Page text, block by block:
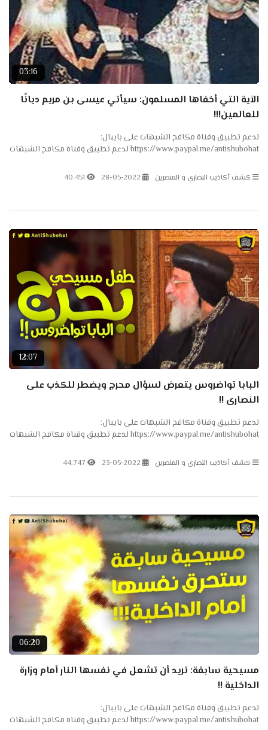
03:16
الآية التي أخفاها المسلمون: سيأتي عيسى بن مريم ديانًا
للعالمين!!!
لدعم تطبيق وقناة مكافح الشبهات على بايبال:
https://www.paypal.me/antishubohat لدعم تطبيق وقناة مكافح الشبهات
على...كشف أكاذيب النصارى و المنصرين 28-05-2022
40.451
12:07
البابا تواضروس يتعرض لسؤال محرج ويضطر للكذب على
النصارى !!
لدعم تطبيق وقناة مكافح الشبهات على بايبال:
https://www.paypal.me/antishubohat لدعم تطبيق وقناة مكافح الشبهات
على...كشف أكاذيب النصارى و المنصرين 23-05-2022
44.747
06:20
مسيحية سابقة: تريد أن تشعل في نفسها النار أمام وزارة
الداخلية !!
لدعم تطبيق وقناة مكافح الشبهات على بايبال:
https://www.paypal.me/antishubohat لدعم تطبيق وقناة مكافح الشبهات